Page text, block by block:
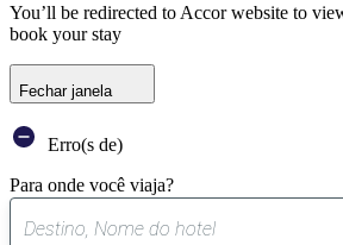
You’ll be redirected to Accor website to
book your stay
Fechar janela
Erro(s de)
Para onde você viaja?